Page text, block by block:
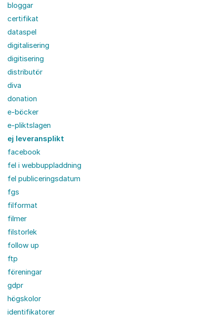
bloggar
certifikat
dataspel
digitalisering
digitisering
distributör
diva
donation
e-böcker
e-pliktslagen
ej leveransplikt
facebook
fel i webbuppladdning
fel publiceringsdatum
fgs
filformat
filmer
filstorlek
follow up
ftp
föreningar
gdpr
högskolor
identifikatorer